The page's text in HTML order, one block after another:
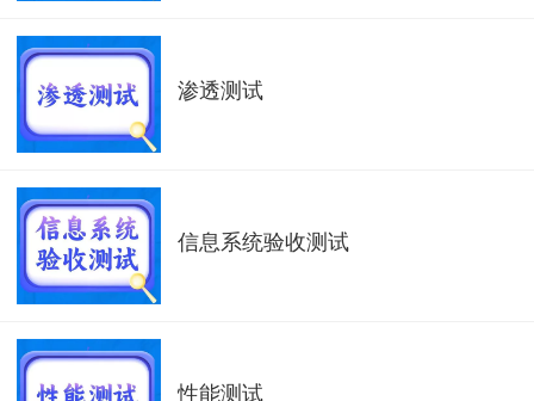
渗透测试
信息系统验收测试
性能测试